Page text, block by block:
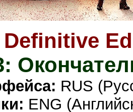
Definitive
RUS
ENG